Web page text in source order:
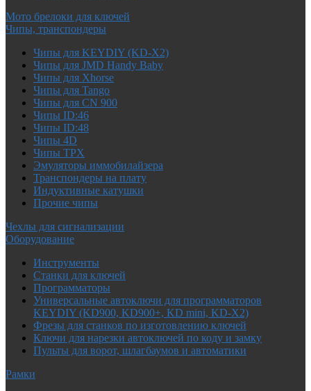
Мото брелоки для ключей
Чипы, транспондеры
Чипы для KEYDIY (KD-X2)
Чипы для JMD Handy Baby
Чипы для Xhorse
Чипы для Tango
Чипы для CN 900
Чипы ID:46
Чипы ID:48
Чипы 4D
Чипы TPX
Эмуляторы иммобилайзера
Транспондеры на плату
Индуктивные катушки
Прочие чипы
Чехлы для сигнализации
Оборудование
Инструменты
Cтанки для ключей
Программаторы
Универсальные автоключи для программаторов
KEYDIY (KD900, KD900+, KD mini, KD-X2)
Фрезы для станков по изготовлению ключей
Ключи для нарезки автоключей по коду и замку
Пульты для ворот, шлагбаумов и автоматики
Рамки